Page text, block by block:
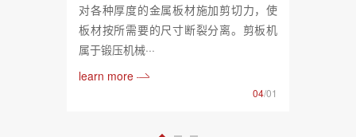
对各种厚度的金属板材施加剪切力，使
板材按所需要的尺寸断裂分离。剪板机
属于锻压机械···
learn more
04/01